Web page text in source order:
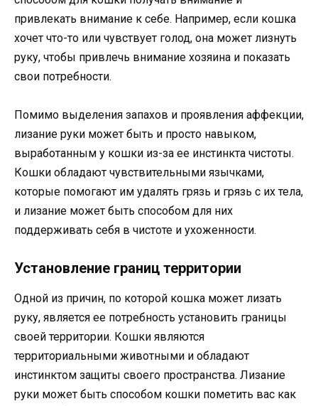
привлекать внимание к себе. Например, если кошка
хочет что-то или чувствует голод, она может лизнуть
руку, чтобы привлечь внимание хозяина и показать
свои потребности.
Помимо выделения запахов и проявления аффекции,
лизание руки может быть и просто навыком,
выработанным у кошки из-за ее инстинкта чистоты.
Кошки обладают чувствительными язычками,
которые помогают им удалять грязь и грязь с их тела,
и лизание может быть способом для них
поддерживать себя в чистоте и ухоженности.
Установление границ территории
Одной из причин, по которой кошка может лизать
руку, является ее потребность установить границы
своей территории. Кошки являются
территориальными животными и обладают
инстинктом защиты своего пространства. Лизание
руки может быть способом кошки пометить вас как